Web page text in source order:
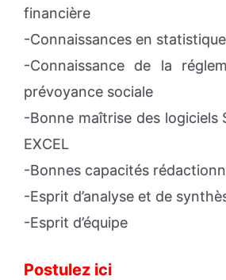
financière
-Connaissances en
-Connaissance de la
prévoyance sociale
-Bonne maîtrise des logiciels
EXCEL
-Bonnes capacités
-Esprit d’analyse et de
-Esprit d’équipe
Postulez ici